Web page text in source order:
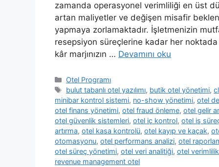
zamanda operasyonel verimliliği en üst
artan maliyetler ve değişen misafir
yapmaya zorlamaktadır. İşletmenizin
resepsiyon süreçlerine kadar her noktada
kâr marjınızın … Devamını oku
Kategoriler
Otel Programı
Etiketler
bulut tabanlı otel yazılımı, butik otel yönetimi,
minibar kontrol sistemi, no-show yönetimi, otel
otel finans yönetimi, otel fraud önleme, otel gelir
otel güvenlik sistemleri, otel iç kontrol, otel iş
artırma, otel kasa kontrolü, otel kayıp ve kaçak,
otomasyonu, otel performans analizi, otel
otel süreç yönetimi, otel veri analitiği, otel
revenue management otel